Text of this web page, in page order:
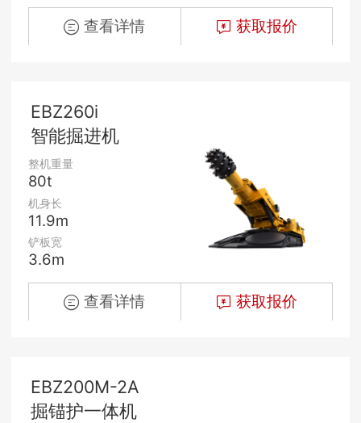
查看详情 获取报价
EBZ260i
智能掘进机
整机重量
80t
机身长
11.9m
铲板宽
3.6m
查看详情 获取报价
EBZ200M-2A
掘锚护一体机